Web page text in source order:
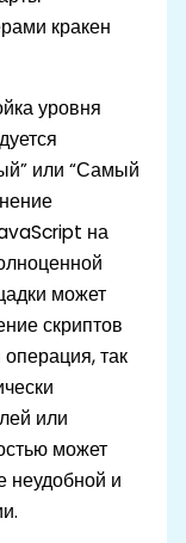
кракен
уровня
или “Самый
на
может
скриптов
так
или
может
неудобной и